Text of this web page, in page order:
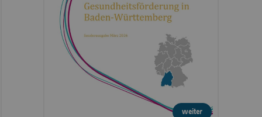
weiter